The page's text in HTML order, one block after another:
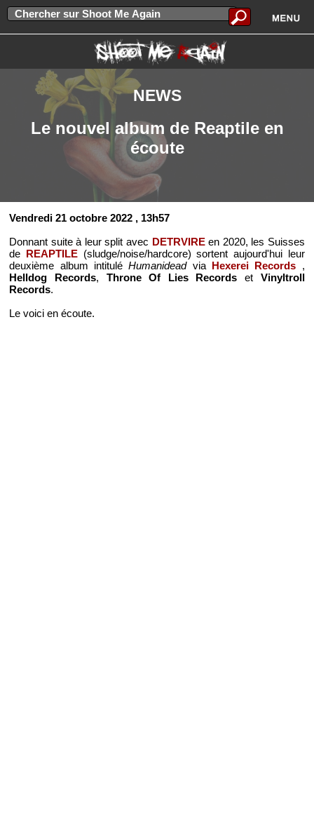
NEWS
Le nouvel album de Reaptile en
écoute
Vendredi 21 octobre 2022 , 13h57
Donnant suite à leur split avec DETRVIREen 2020, les Suisses
de REAPTILE (sludge/noise/hardcore) sortent aujourd'hui leur
deuxième album intituléHumanideadvia Hexerei Records ,
Helldog Records, Throne Of Lies Records et Vinyltroll
Records.
Le voici en écoute.